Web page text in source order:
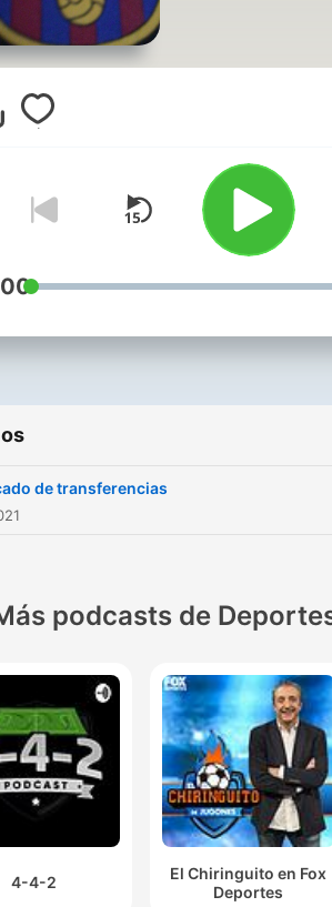
de transferencias
podcasts de
4-4-2
El Chiringuito en Fox
Deportes